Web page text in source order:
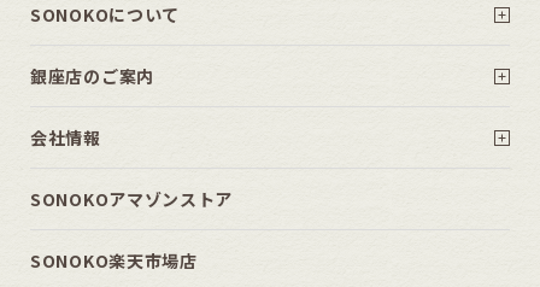
SONOKOについて
銀座店のご案内
会社情報
SONOKOアマゾンストア
SONOKO楽天市場店